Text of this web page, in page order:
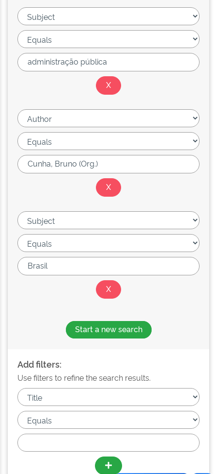
Start a new search
Add filters:
Use filters to refine the search results.